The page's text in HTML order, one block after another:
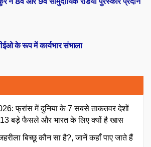
के रूप में कार्यभार संभाला
फ्रांस में दुनिया के 7 सबसे ताकतवर देशों
13 बड़े फैसले और भारत के लिए क्यों है खास
बिच्छू कौन सा है?, जानें कहाँ पाए जाते हैं